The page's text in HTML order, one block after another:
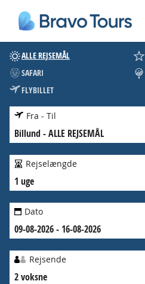
ALLE REJSEMÅL
SAFARI
FLYBILLET
Fra - Til
Billund -ALLE REJSEMÅL
Rejselængde
1 uge
Dato
09-08-2026 - 16-08-2026
Rejsende
2 voksne